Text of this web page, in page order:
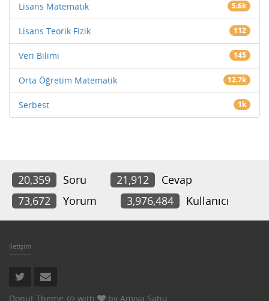
Lisans Matematik 5.6k
Lisans Teorik Fizik 112
Veri Bilimi 145
Orta Öğretim Matematik 12.7k
Serbest 1k
20,359 Soru 21,912
Cevap
73,672
Yorum 3,976,484 Kullanıcı
İletişim
Donut Theme with by Amiya Sahu